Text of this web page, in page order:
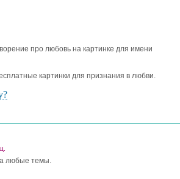
про любовь на картинке для имени
картинки для признания в любви.
любые темы.